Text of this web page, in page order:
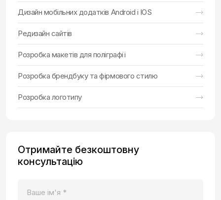
Дизайн мобільних додатків Android і IOS
Редизайн сайтів
Розробка макетів для поліграфії
Розробка брендбуку та фірмового стилю
Розробка логотипу
Отримайте безкоштовну
консультацію